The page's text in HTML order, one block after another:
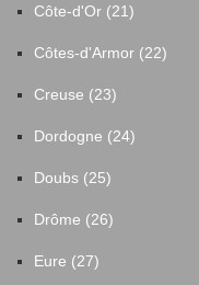
Côte-d'Or (21)
Côtes-d'Armor (22)
Creuse (23)
Dordogne (24)
Doubs (25)
Drôme (26)
Eure (27)